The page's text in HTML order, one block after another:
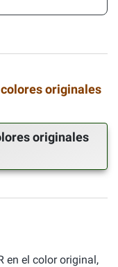
originales
originales
en el color original,